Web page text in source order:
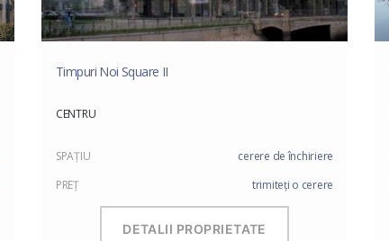
Timpuri Noi Square II
CENTRU
SPAŢIU
cerere de închiriere
PREŢ
trimiteți o cerere
DETALII PROPRIETATE